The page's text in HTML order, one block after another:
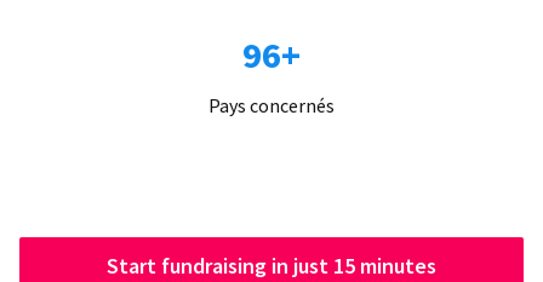
96+
Pays concernés
Start fundraising in just 15 minutes